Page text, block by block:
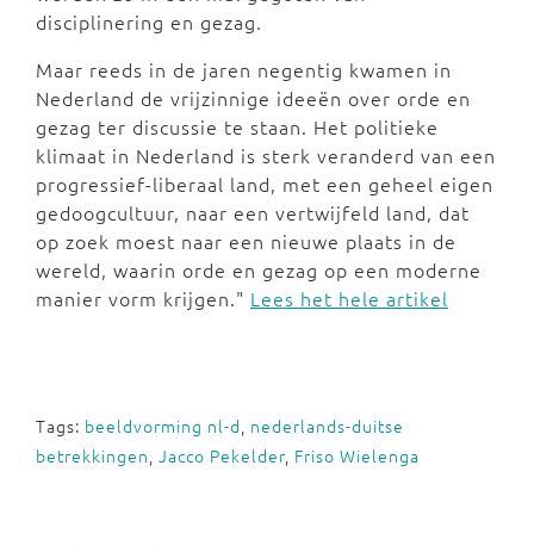
disciplinering en gezag.
Maar reeds in de jaren negentig kwamen in
Nederland de vrijzinnige ideeën over orde en
gezag ter discussie te staan. Het politieke
klimaat in Nederland is sterk veranderd van een
progressief-liberaal land, met een geheel eigen
gedoogcultuur, naar een vertwijfeld land, dat
op zoek moest naar een nieuwe plaats in de
wereld, waarin orde en gezag op een moderne
manier vorm krijgen." Lees het hele artikel
Tags: beeldvorming nl-d, nederlands-duitse
betrekkingen, Jacco Pekelder, Friso Wielenga